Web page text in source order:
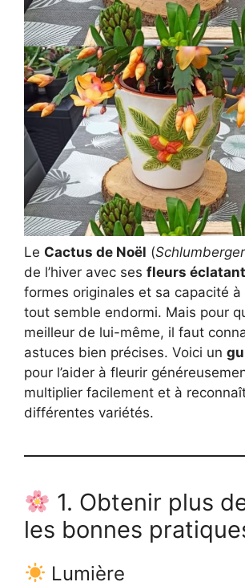
Le Cactus de Noël (
de l’hiver avec ses fleurs
formes originales et sa capacité à
tout semble endormi. Mais pour
meilleur de lui-même, il faut
astuces bien précises. Voici un
pour l’aider à fleurir
multiplier facilement et à
différentes variétés.
1. Obtenir plus
les bonnes
Lumière